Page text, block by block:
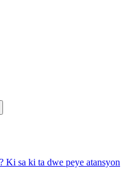
sa ki ta dwe peye atansyon